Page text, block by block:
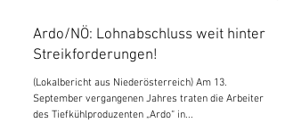
4. Feb. 2024
Ardo/NÖ: Lohnabschluss weit hinter
Streikforderungen!